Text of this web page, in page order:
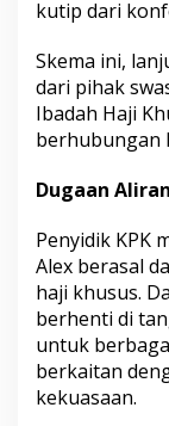
kutip dari
Skema ini,
dari pihak
Ibadah Haji
berhubungan
Dugaan
Penyidik KPK
Alex berasal
haji khusus.
berhenti di
untuk
berkaitan
kekuasaan.